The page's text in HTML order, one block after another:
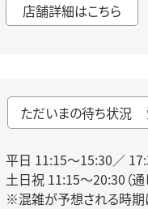
店舗詳細はこちら
ただいまの待ち状況
平日 11:15～15:30／
土日祝 11:15～20:30（通
※混雑が予想される時期